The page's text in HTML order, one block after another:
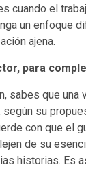
cuando el
un enfoque
ajena.
para
sabes que
según su
con que el
de su
historias. Es